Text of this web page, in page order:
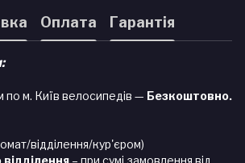
Оплата Гарантія
по м. Київ велосипедів — Безкоштовно.
відділення/кур'єром)